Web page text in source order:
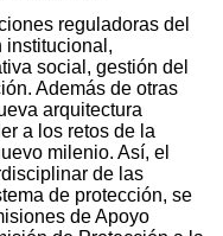
reguladoras del
institucional,
social, gestión del
Además de otras
arquitectura
a los retos de la
milenio. Así, el
de las
de protección, se
de Apoyo